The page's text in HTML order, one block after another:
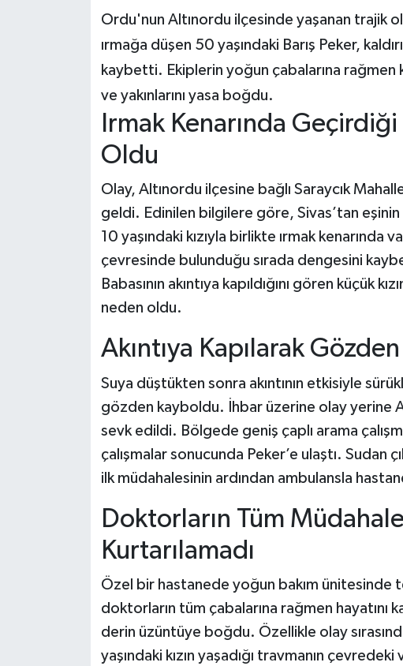
Ordu'nun Altınordu ilçesinde yaşanan trajik
ırmağa düşen 50 yaşındaki Barış Peker,
kaybetti. Ekiplerin yoğun çabalarına rağmen
ve yakınlarını yasa boğdu.
Irmak Kenarında Geçirdiği
Oldu
Olay, Altınordu ilçesine bağlı Saraycık
geldi. Edinilen bilgilere göre, Sivas’tan
10 yaşındaki kızıyla birlikte ırmak
çevresinde bulunduğu sırada dengesini
Babasının akıntıya kapıldığını gören küçük
neden oldu.
Akıntıya Kapılarak
Suya düştükten sonra akıntının etkisiyle
gözden kayboldu. İhbar üzerine olay yerine
sevk edildi. Bölgede geniş çaplı arama
çalışmalar sonucunda Peker’e ulaştı. Sudan
ilk müdahalesinin ardından ambulansla
Doktorların Tüm
Kurtarılamadı
Özel bir hastanede yoğun bakım ünitesinde
doktorların tüm çabalarına rağmen hayatını
derin üzüntüye boğdu. Özellikle olay
yaşındaki kızın yaşadığı travmanın